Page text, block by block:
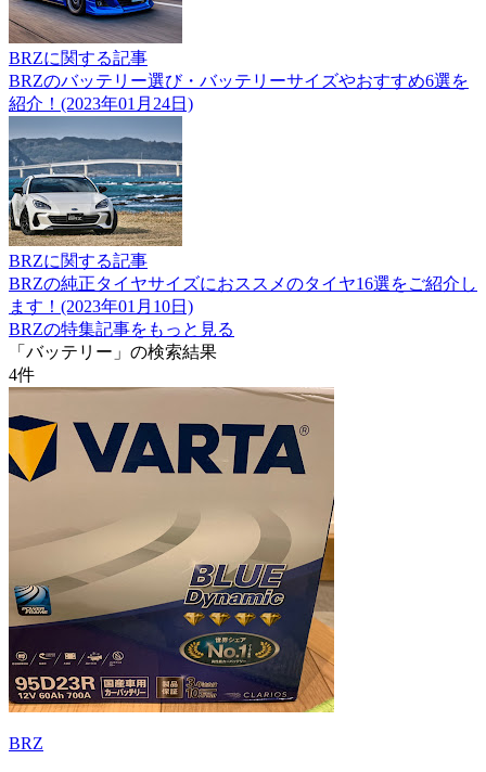
BRZに関する記事
BRZのバッテリー選び・バッテリーサイズやおすすめ6選を
紹介！(2023年01月24日)
BRZに関する記事
BRZの純正タイヤサイズにおススメのタイヤ16選をご紹介し
ます！(2023年01月10日)
BRZの特集記事をもっと見る
「バッテリー」の検索結果
4件
BRZ